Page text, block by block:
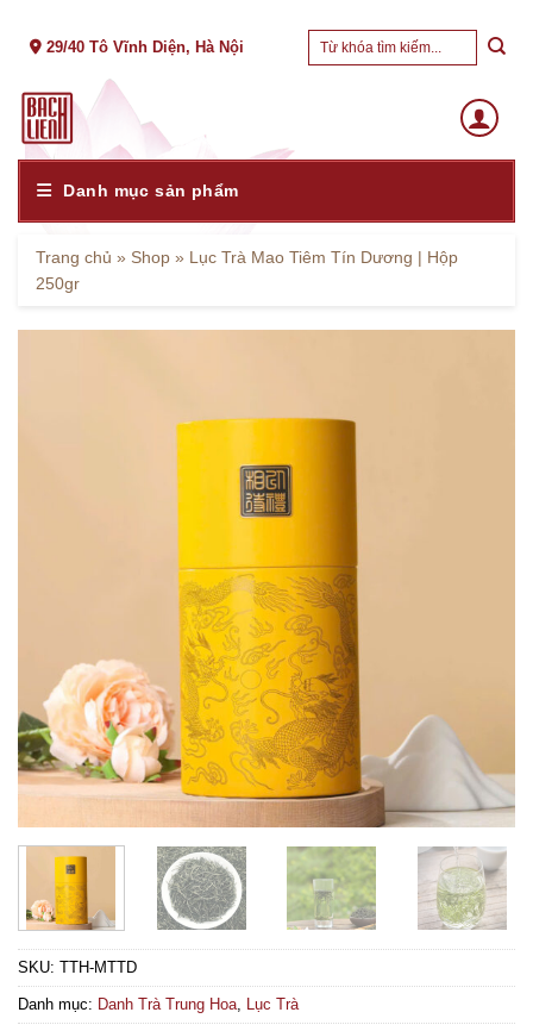
29/40 Tô Vĩnh Diện, Hà Nội
Tìm
Danh mục sản phẩm
Trang chủ » Shop » Lục Trà Mao Tiêm Tín Dương | Hộp
250gr
SKU: TTH-MTTD
Danh mục: Danh Trà Trung Hoa, Lục Trà